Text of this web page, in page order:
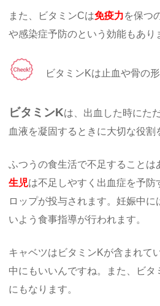
また、ビタミンCは免疫力を保つ
や感染症予防のという効能もあり
ビタミンKは止血や骨の
ビタミンKは、出血した時にた
血液を凝固するときに大切な役割
ふつうの食生活で不足することは
生児は不足しやすく出血症を予防
ロップが投与されます。妊娠中
いよう食事指導が行われます。
キャベツはビタミンKが含まれて
中にもいいんですね。また、ビタ
にもなります。